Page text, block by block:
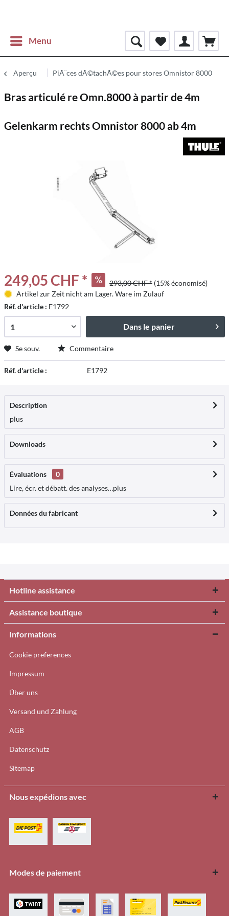
Menu
Aperçu PiÃ¨ces dÃ©tachÃ©es pour stores Omnistor 8000
Bras articulé re Omn.8000 à partir de 4m
Gelenkarm rechts Omnistor 8000 ab 4m
249,05 CHF * 293,00 CHF * (15% économisé)
Artikel zur Zeit nicht am Lager. Ware im Zulauf
Réf. d'article : E1792
Dans le panier
Se souv. Commentaire
Réf. d'article : E1792
Description
plus
Downloads
Évaluations
0
Lire, écr. et débatt. des analyses…plus
Données du fabricant
Hotline assistance
Assistance boutique
Informations
Cookie preferences
Impressum
Über uns
Versand und Zahlung
AGB
Datenschutz
Sitemap
Nous expédions avec
Modes de paiement